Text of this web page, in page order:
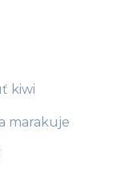
kiwi
marakuje